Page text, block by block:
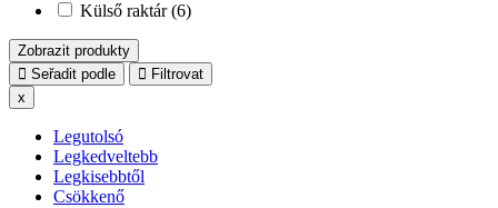
Külső raktár (6)
Zobrazit produkty
Seřadit podle
Filtrovat
x
Legutolsó
Legkedveltebb
Legkisebbtől
Csökkenő